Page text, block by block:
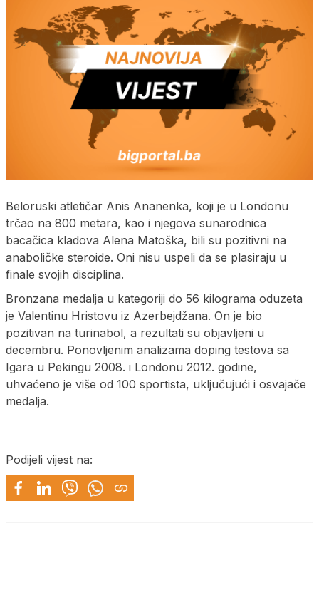
Beloruski atletičar Anis Ananenka, koji je u Londonu
trčao na 800 metara, kao i njegova sunarodnica
bacačica kladova Alena Matoška, bili su pozitivni na
anaboličke steroide. Oni nisu uspeli da se plasiraju u
finale svojih disciplina.
Bronzana medalja u kategoriji do 56 kilograma oduzeta
je Valentinu Hristovu iz Azerbejdžana. On je bio
pozitivan na turinabol, a rezultati su objavljeni u
decembru. Ponovljenim analizama doping testova sa
Igara u Pekingu 2008. i Londonu 2012. godine,
uhvaćeno je više od 100 sportista, uključujući i osvajače
medalja.
Podijeli vijest na: